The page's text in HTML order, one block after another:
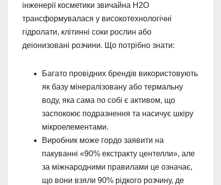
інженерії косметики звичайна H2O
трансформувалася у високотехнологічні
гідролати, клітинні соки рослин або
деіонизовані розчини. Що потрібно знати:
Багато провідних брендів використовують
як базу мінералізовану або термальну
воду, яка сама по собі є активом, що
заспокоює подразнення та насичує шкіру
мікроелементами.
Виробник може гордо заявити на
пакуванні «90% екстракту центелли», але
за міжнародними правилами це означає,
що вони взяли 90% рідкого розчину, де